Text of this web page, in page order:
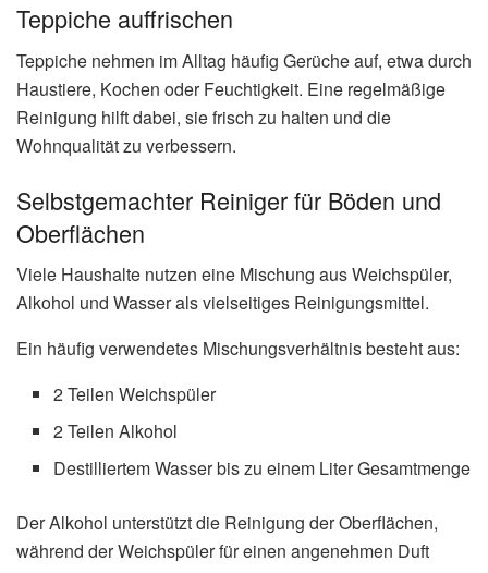
Teppiche auffrischen
Teppiche nehmen im Alltag häufig Gerüche auf, etwa durch
Haustiere, Kochen oder Feuchtigkeit. Eine regelmäßige
Reinigung hilft dabei, sie frisch zu halten und die
Wohnqualität zu verbessern.
Selbstgemachter Reiniger für Böden und
Oberflächen
Viele Haushalte nutzen eine Mischung aus Weichspüler,
Alkohol und Wasser als vielseitiges Reinigungsmittel.
Ein häufig verwendetes Mischungsverhältnis besteht aus:
2 Teilen Weichspüler
2 Teilen Alkohol
Destilliertem Wasser bis zu einem Liter Gesamtmenge
Der Alkohol unterstützt die Reinigung der Oberflächen,
während der Weichspüler für einen angenehmen Duft